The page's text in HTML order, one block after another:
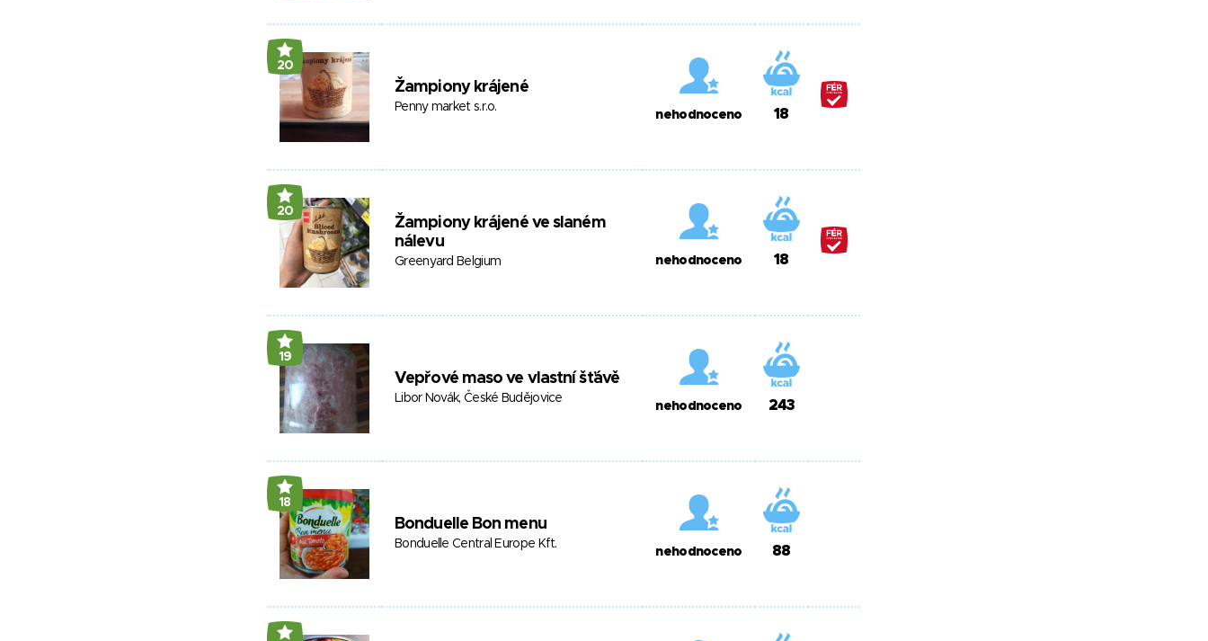
20
Žampiony krájené
Penny market s.r.o.
nehodnoceno 18
20
Žampiony krájené ve slaném
nálevu
Greenyard Belgium nehodnoceno 18
19
Vepřové maso ve vlastní šťávě
Libor Novák, České Budějovice
nehodnoceno 243
18
Bonduelle Bon menu
Bonduelle Central Europe Kft.
nehodnoceno 88